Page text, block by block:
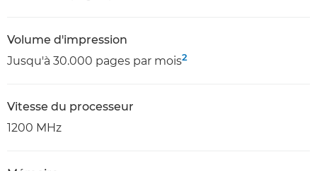
Volume d'impression
Jusqu'à 30.000 pages par mois2
Vitesse du processeur
1200 MHz